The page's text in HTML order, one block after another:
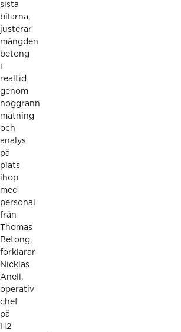
sista
bilarna,
justerar
mängden
betong
i
realtid
genom
noggrann
mätning
och
analys
på
plats
ihop
med
personal
från
Thomas
Betong,
förklarar
Nicklas
Anell,
operativ
chef
på
H2